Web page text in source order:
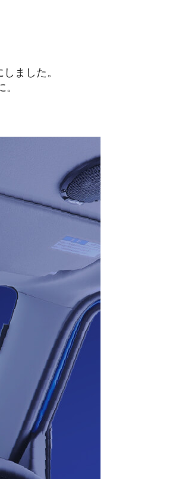
ました。